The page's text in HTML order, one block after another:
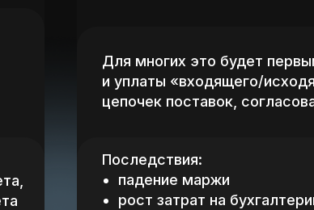
Для многих это будет
и уплаты «входящего/
цепочек поставок,
Последствия:
падение маржи
рост затрат на